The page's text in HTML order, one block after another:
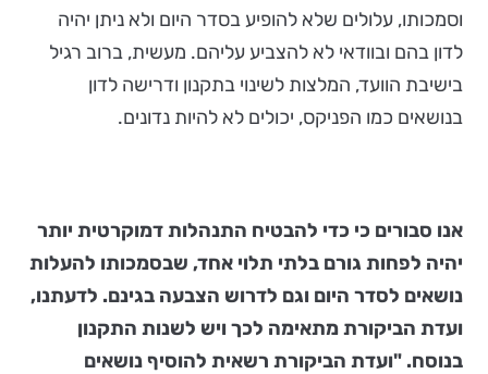
וסמכותו, עלולים שלא להופיע בסדר היום ולא ניתן יהיה
לדון בהם ובוודאי לא להצביע עליהם. מעשית, ברוב רגיל
בישיבת הוועד, המלצות לשינוי בתקנון ודרישה לדון
בנושאים כמו הפניקס, יכולים לא להיות נדונים.
אנו סבורים כי כדי להבטיח התנהלות דמוקרטית יותר
יהיה לפחות גורם בלתי תלוי אחד, שבסמכותו להעלות
נושאים לסדר היום וגם לדרוש הצבעה בגינם. לדעתנו,
ועדת הביקורת מתאימה לכך ויש לשנות התקנון
בנוסח. "ועדת הביקורת רשאית להוסיף נושאים